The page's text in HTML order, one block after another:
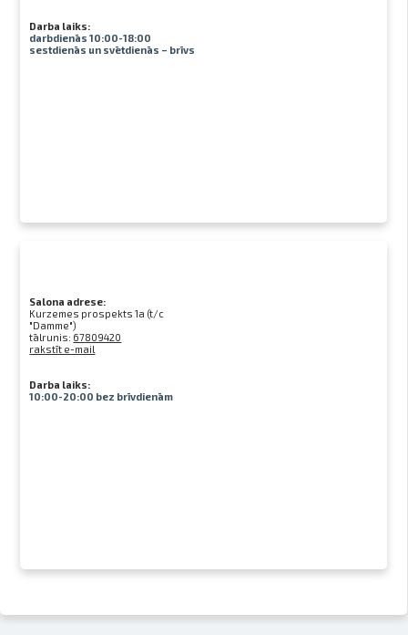
Darba laiks:
darbdienās 10:00-18:00
sestdienās un svētdienās – brīvs
Salona adrese:
Kurzemes prospekts 1a (t/c
"Damme")
tālrunis: 67809420
rakstīt e-mail
Darba laiks:
10:00-20:00 bez brīvdienām